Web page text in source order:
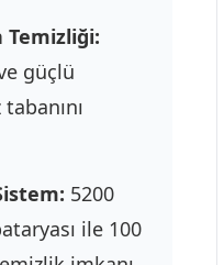
Temizliği:
güçlü
5200
ile 100